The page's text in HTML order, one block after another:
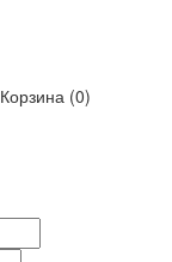
Корзина (0)